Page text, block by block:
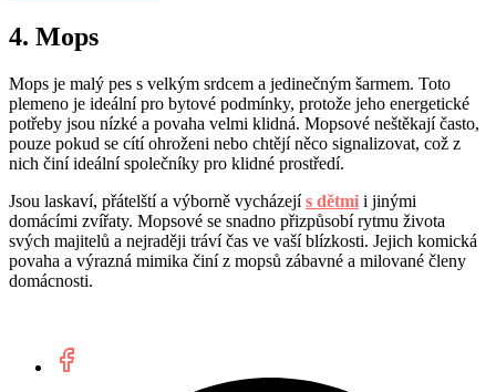
4. Mops
Mops je malý pes s velkým srdcem a jedinečným šarmem. Toto
plemeno je ideální pro bytové podmínky, protože jeho energetické
potřeby jsou nízké a povaha velmi klidná. Mopsové neštěkají často,
pouze pokud se cítí ohroženi nebo chtějí něco signalizovat, což z
nich činí ideální společníky pro klidné prostředí.
Jsou laskaví, přátelští a výborně vycházejís dětmi i jinými
domácími zvířaty. Mopsové se snadno přizpůsobí rytmu života
svých majitelů a nejraději tráví čas ve vaší blízkosti. Jejich komická
povaha a výrazná mimika činí z mopsů zábavné a milované členy
domácnosti.